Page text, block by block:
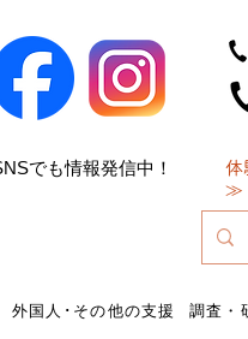
でも情報発信中！
体
​≫
西
外国人･その他の支援 調査・